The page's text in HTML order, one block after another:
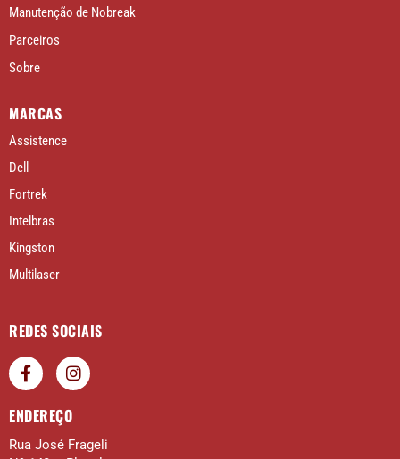
Manutenção de Nobreak
Parceiros
Sobre
MARCAS
Assistence
Dell
Fortrek
Intelbras
Kingston
Multilaser
REDES SOCIAIS
ENDEREÇO
Rua José Frageli